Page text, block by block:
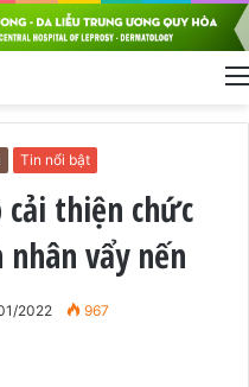
Tin nổi bật
cải thiện chức
vẩy nến
2022 967